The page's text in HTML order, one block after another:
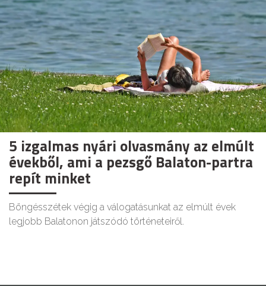
5 izgalmas nyári olvasmány az elmúlt
évekből, ami a pezsgő Balaton-partra
repít minket
Böngésszétek végig a válogatásunkat az elmúlt évek
legjobb Balatonon játszódó történeteiről.